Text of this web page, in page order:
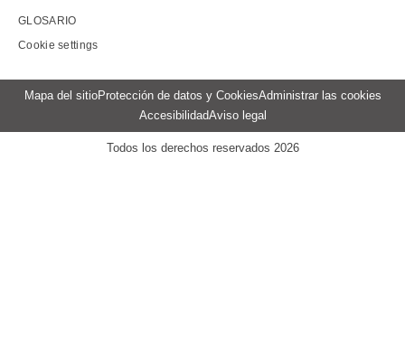
GLOSARIO
Cookie settings
Menu
page
Mapa del sitioProtección de datos y CookiesAdministrar las cookies
AccesibilidadAviso legal
Todos los derechos reservados 2026